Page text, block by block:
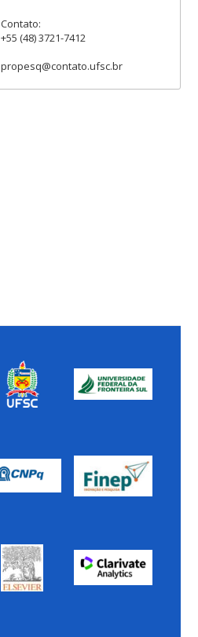
Contato:
+55 (48) 3721-7412
propesq@contato.ufsc.br